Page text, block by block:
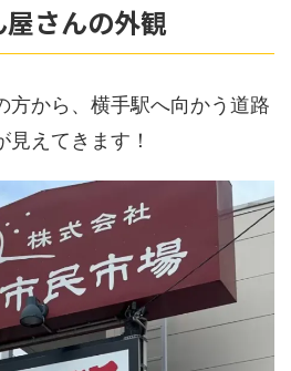
屋さんの外観
から、横手駅へ向かう道路
えてきます！